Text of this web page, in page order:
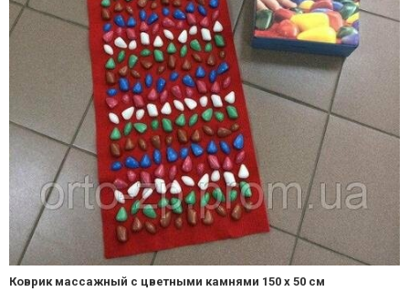
Коврик массажный с цветными камнями 150 х 50 см